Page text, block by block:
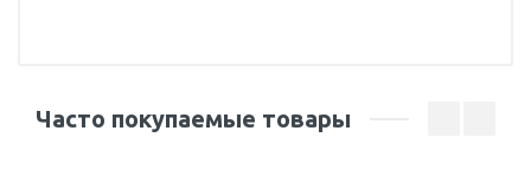
Часто покупаемые товары